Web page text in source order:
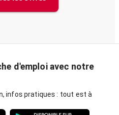
d'emploi avec notre
infos pratiques : tout est à